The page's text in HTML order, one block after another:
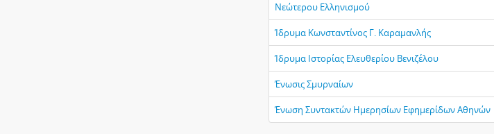
Νεώτερου Ελληνισμού
Ίδρυμα Κωνσταντίνος Γ. Καραμανλής
Ίδρυμα Ιστορίας Ελευθερίου Βενιζέλου
Ένωσις Σμυρναίων
Ένωση Συντακτών Ημερησίων Εφημερίδων Αθηνών